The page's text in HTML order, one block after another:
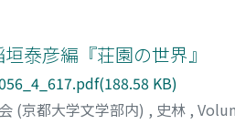
泰彦編『荘園の世界』
KB)
(京都大学文学部内) , 史林 ,